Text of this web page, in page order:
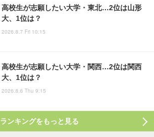
高校生が志願したい大学・東北…2位は山形
大、1位は？
2026.8.7 Fri 10:15
高校生が志願したい大学・関西…2位は関西
大、1位は？
2026.8.6 Thu 9:15
ランキングをもっと見る